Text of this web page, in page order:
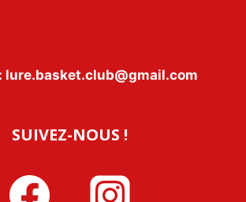
lure.basket.club@gmail.com
SUIVEZ-NOUS !